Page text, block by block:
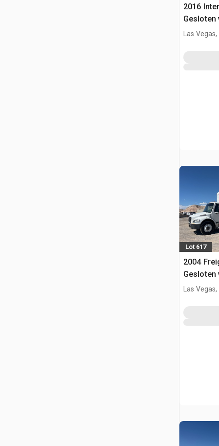
2016
Gesloten
Las Vegas,
Lot 617
2004
Gesloten
Las Vegas,